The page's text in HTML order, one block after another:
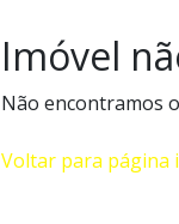
Imóvel
Não encontramos
Voltar para página